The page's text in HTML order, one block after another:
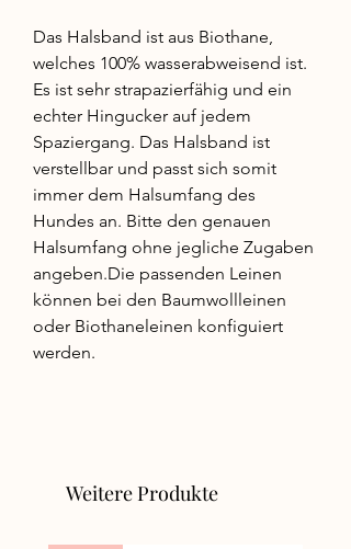
Das Halsband ist aus Biothane,
welches 100% wasserabweisend ist.
Es ist sehr strapazierfähig und ein
echter Hingucker auf jedem
Spaziergang. Das Halsband ist
verstellbar und passt sich somit
immer dem Halsumfang des
Hundes an. Bitte den genauen
Halsumfang ohne jegliche Zugaben
angeben.Die passenden Leinen
können bei den Baumwollleinen
oder Biothaneleinen konfiguiert
werden.
Weitere Produkte